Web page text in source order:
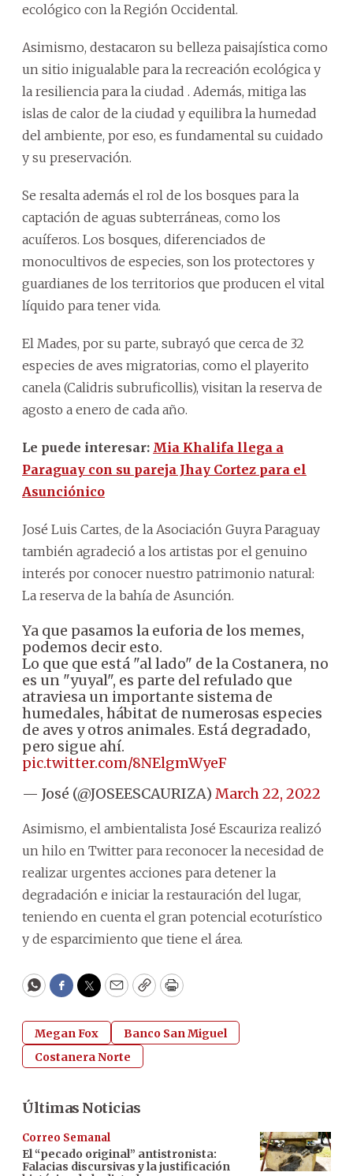
ecológico con la Región Occidental.
Asimismo, destacaron su belleza paisajística como
un sitio inigualable para la recreación ecológica y
la resiliencia para la ciudad . Además, mitiga las
islas de calor de la ciudad y equilibra la humedad
del ambiente, por eso, es fundamental su cuidado
y su preservación.
Se resalta además el rol de los bosques para la
captación de aguas subterráneas, como los
acuíferos. Los bosques, diferenciados de
monocultivos de especies, son los protectores y
guardianes de los territorios que producen el vital
líquido para tener vida.
El Mades, por su parte, subrayó que cerca de 32
especies de aves migratorias, como el playerito
canela (Calidris subruficollis), visitan la reserva de
agosto a enero de cada año.
Le puede interesar: Mia Khalifa llega a
Paraguay con su pareja Jhay Cortez para el
Asunciónico
José Luis Cartes, de la Asociación Guyra Paraguay
también agradeció a los artistas por el genuino
interés por conocer nuestro patrimonio natural:
La reserva de la bahía de Asunción.
Ya que pasamos la euforia de los memes,
podemos decir esto.
Lo que que está "al lado" de la Costanera, no
es un "yuyal", es parte del refulado que
atraviesa un importante sistema de
humedales, hábitat de numerosas especies
de aves y otros animales. Está degradado,
pero sigue ahí.
pic.twitter.com/8NElgmWyeF
— José (@JOSEESCAURIZA) March 22, 2022
Asimismo, el ambientalista José Escauriza realizó
un hilo en Twitter para reconocer la necesidad de
realizar urgentes acciones para detener la
degradación e iniciar la restauración del lugar,
teniendo en cuenta el gran potencial ecoturístico
y de esparcimiento que tiene el área.
WhatsApp
Facebook
Twitter
EmailCopyPrint
Megan Fox
Banco San Miguel
Costanera Norte
Últimas Noticias
Correo Semanal
El “pecado original” antistronista:
Falacias discursivas y la justificación